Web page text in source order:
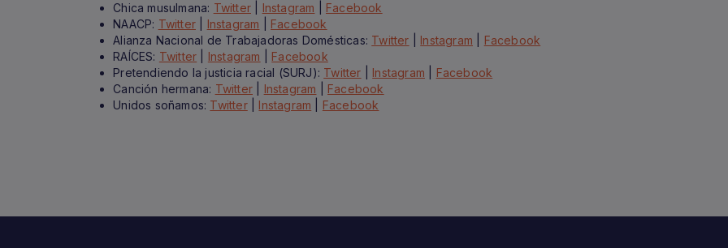
Chica musulmana: Twitter Instagram
Facebook
NAACP: Twitter Instagram
Facebook
Alianza Nacional de Trabajadoras Domésticas: Twitter Instagram
Facebook
RAÍCES: Twitter Instagram
Facebook
Pretendiendo la justicia racial (SURJ): Twitter Instagram
Facebook
Canción hermana: Twitter Instagram
Facebook
Unidos soñamos: Twitter| Instagram Facebook